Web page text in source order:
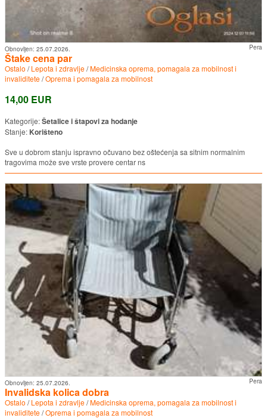
Pera
Obnovljen: 25.07.2026.
Štake cena par
Ostalo /Lepota i zdravlje/Medicinska oprema, pomagala za mobilnost i
invaliditete/Oprema i pomagala za mobilnost
14,00 EUR
Kategorije:Šetalice i štapovi za hodanje
Stanje: Korišteno
Sve u dobrom stanju ispravno očuvano bez oštećenja sa sitnim normalnim
tragovima može sve vrste provere centar ns
Pera
Obnovljen: 25.07.2026.
Invalidska kolica dobra
Ostalo /Lepota i zdravlje/Medicinska oprema, pomagala za mobilnost i
invaliditete/Oprema i pomagala za mobilnost